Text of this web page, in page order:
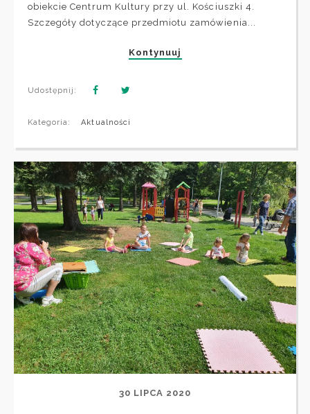
obiekcie Centrum Kultury przy ul. Kościuszki 4.
Szczegóły dotyczące przedmiotu zamówienia...
Kontynuuj
Udostępnij:
Kategoria: Aktualności
30 LIPCA 2020